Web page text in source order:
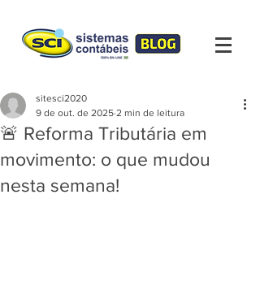
🚨 Reforma Tributária em
movimento: o que mudou
nesta semana!
sitesci2020
9 de out. de 2025 2 min de leitura